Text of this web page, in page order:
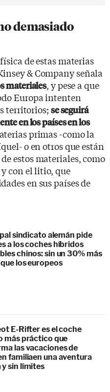
demasiado
de estas materias
& Company señala
materiales, y pese a que
Europa intenten
territorios; se seguirá
en los países en los
primas -como la
o en otros que están
estos materiales, como
con el litio, que
en sus países de
sindicato alemán pide
a los coches híbridos
chinos: sin un 30% más
los europeos
E-Rifter es el coche
más práctico que
las vacaciones de
familiaen una aventura
sin límites